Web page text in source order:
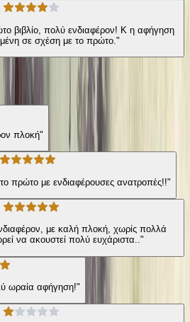
βιβλίο, πολύ ενδιαφέρον! Κ η αφήγηση
σε σχέση με το πρώτο."
πλοκή"
πρώτο με ενδιαφέρουσες ανατροπές!!"
με καλή πλοκή, χωρίς πολλά
να ακουστεί πολύ ευχάριστα.."
ωραία αφήγηση!"